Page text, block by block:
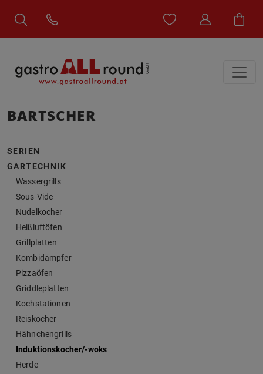
BARTSCHER
SERIEN
GARTECHNIK
Wassergrills
Sous-Vide
Nudelkocher
Heißluftöfen
Grillplatten
Kombidämpfer
Pizzaöfen
Griddleplatten
Kochstationen
Reiskocher
Hähnchengrills
Induktionskocher/-woks
Herde